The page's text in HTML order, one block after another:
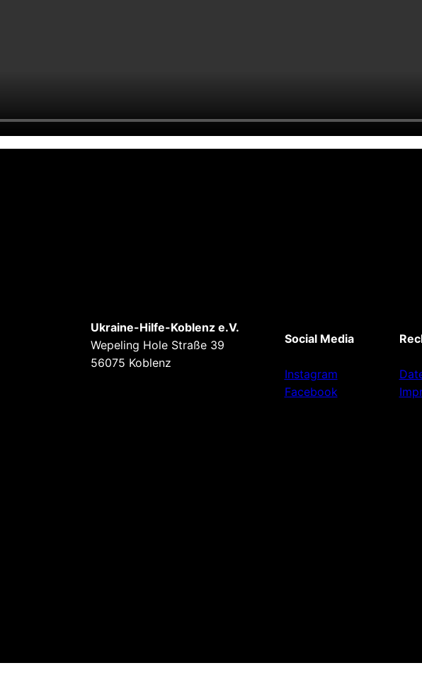
Ukraine-Hilfe-Koblenz e.V.
Wepeling Hole Straße 39
56075 Koblenz
Social Media
Instagram
Facebook